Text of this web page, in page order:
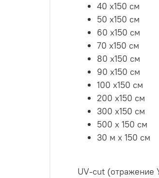
40 х150 см
50 х150 см
60 х150 см
70 х150 см
80 х150 см
90 х150 см
100 х150 см
200 х150 см
300 х150 см
500 х 150 см
30 м х 150 см
UV-cut